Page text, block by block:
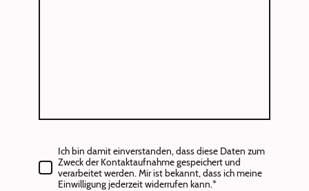
Ich bin damit einverstanden, dass diese Daten zum
Zweck der Kontaktaufnahme gespeichert und
verarbeitet werden. Mir ist bekannt, dass ich meine
Einwilligung jederzeit widerrufen kann.*